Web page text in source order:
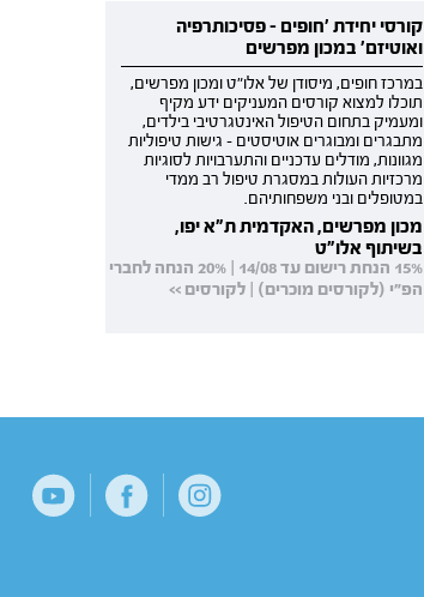
קורסי יחידת 'חופים - פסיכותרפיה
ואוטיזם' במכון מפרשים
במרכז חופים, מיסודן של אלו"ט ומכון מפרשים,
תוכלו למצוא קורסים המעניקים ידע מקיף
ומעמיק בתחום הטיפול האינטגרטיבי בילדים,
מתבגרים ומבוגרים אוטיסטים - גישות טיפוליות
מגוונות, מודלים עדכניים והתערבויות לסוגיות
מרכזיות העולות במסגרת טיפול רב ממדי
במטופלים ובני משפחותיהם.
מכון מפרשים, האקדמית ת"א יפו,
בשיתוף אלו"ט
15% הנחת רישום עד 14/08 | 20% הנחה לחברי
הפ"י (לקורסים מוכרים) | לקורסים >>